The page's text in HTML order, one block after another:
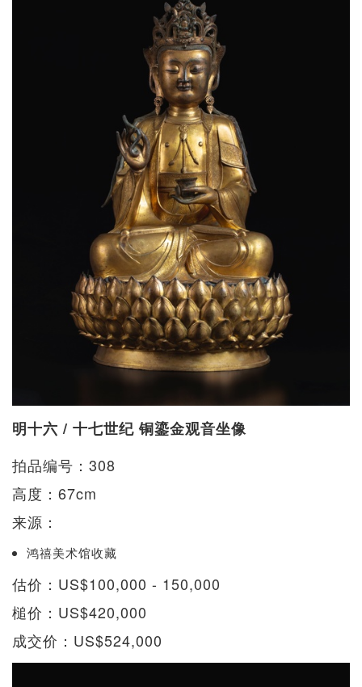
明十六 / 十七世纪 铜鎏金观音坐像
拍品编号：308
高度：67cm
来源：
鸿禧美术馆收藏
估价：US$100,000 - 150,000
槌价：US$420,000
成交价：US$524,000